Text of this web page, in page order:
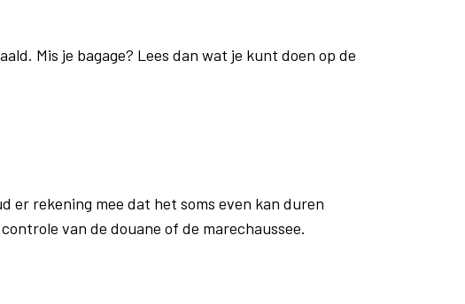
Mis je bagage? Lees dan wat je kunt doen op de
er rekening mee dat het soms even kan duren
van de douane of de marechaussee.